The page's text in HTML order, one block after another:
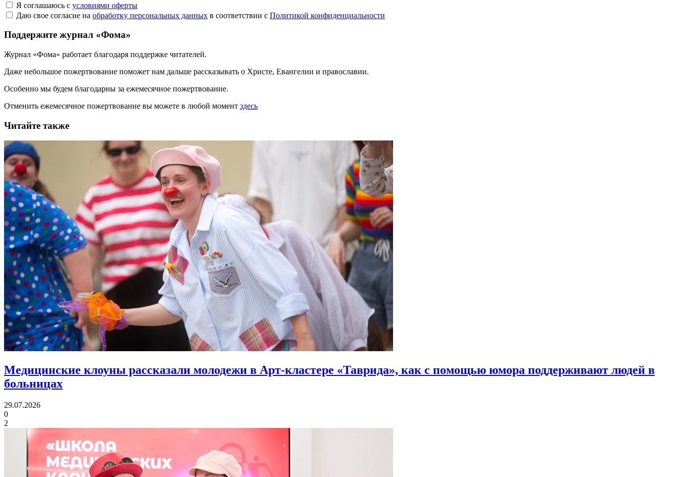
Я соглашаюсь с условиями оферты
Даю свое согласие на обработку персональных данных в соответствии с Политикой конфиденциальности
Поддержите журнал «Фома»
Журнал «Фома» работает благодаря поддержке читателей.
Даже небольшое пожертвование поможет нам дальше рассказывать о Христе, Евангелии и православии.
Особенно мы будем благодарны за ежемесячное пожертвование.
Отменить ежемесячное пожертвование вы можете в любой момент здесь
Читайте также
Медицинские клоуны рассказали молодежи в Арт-кластере «Таврида», как с помощью юмора поддерживают людей в
больницах
29.07.2026
0
2